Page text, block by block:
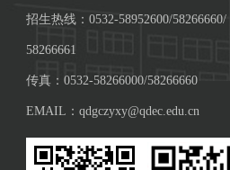
招生热线：0532-58952600/58266660/
58266661
传真：0532-58266000/58266660
EMAIL：qdgczyxy@qdec.edu.cn